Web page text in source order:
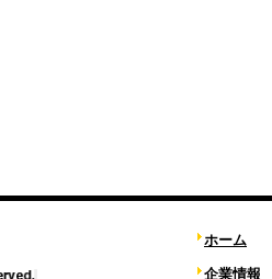
ホーム
企業情報